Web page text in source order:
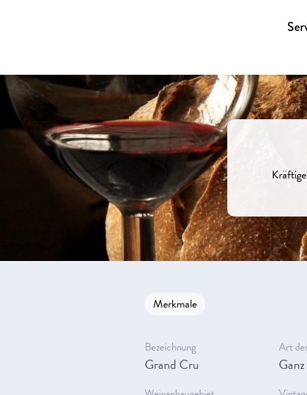
Merkmale
Bezeichnung
Grand Cru
Art